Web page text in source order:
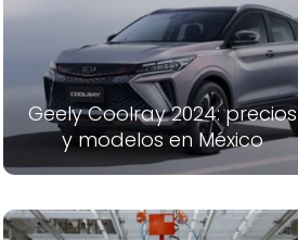
Geely Coolray 2024: precios
y modelos en México